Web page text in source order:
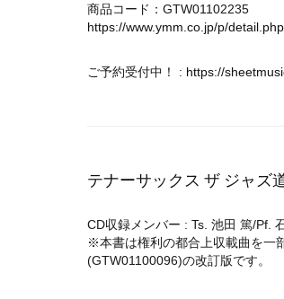
商品コード：GTW01102235
https://www.ymm.co.jp/p/
ご予約受付中！ : https://
テナーサックス ザ ジャズ
CD収録メンバー : Ts. 池田 篤/Pf.
※本書は権利の都合上収載曲を一
(GTW01100096)の改訂版です。